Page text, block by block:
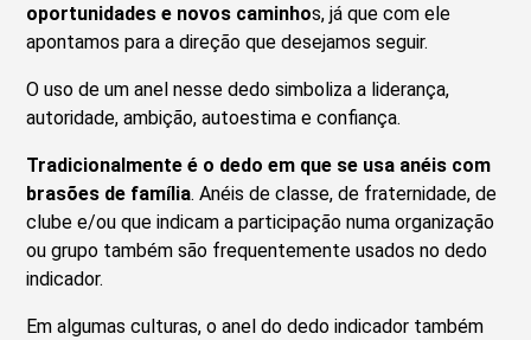
oportunidades e novos caminhos, já que com ele
apontamos para a direção que desejamos seguir.
O uso de um anel nesse dedo simboliza a liderança,
autoridade, ambição, autoestima e confiança.
Tradicionalmente é o dedo em que se usa anéis com
brasões de família. Anéis de classe, de fraternidade, de
clube e/ou que indicam a participação numa organização
ou grupo também são frequentemente usados no dedo
indicador.
Em algumas culturas, o anel do dedo indicador também